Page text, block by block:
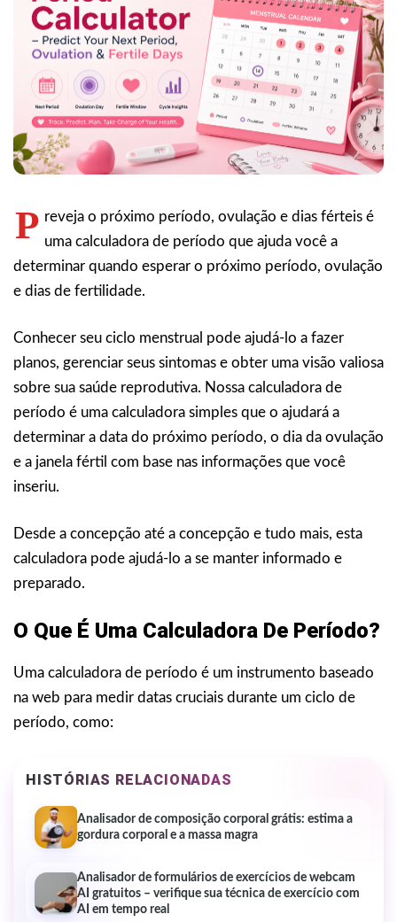
P reveja o próximo período, ovulação e dias férteis é
uma calculadora de período que ajuda você a
determinar quando esperar o próximo período, ovulação
e dias de fertilidade.
Conhecer seu ciclo menstrual pode ajudá-lo a fazer
planos, gerenciar seus sintomas e obter uma visão valiosa
sobre sua saúde reprodutiva. Nossa calculadora de
período é uma calculadora simples que o ajudará a
determinar a data do próximo período, o dia da ovulação
e a janela fértil com base nas informações que você
inseriu.
Desde a concepção até a concepção e tudo mais, esta
calculadora pode ajudá-lo a se manter informado e
preparado.
O Que É Uma Calculadora De Período?
Uma calculadora de período é um instrumento baseado
na web para medir datas cruciais durante um ciclo de
período, como:
HISTÓRIAS RELACIONADAS
Analisador de composição corporal grátis: estima a
gordura corporal e a massa magra
Analisador de formulários de exercícios de webcam
AI gratuitos – verifique sua técnica de exercício com
AI em tempo real